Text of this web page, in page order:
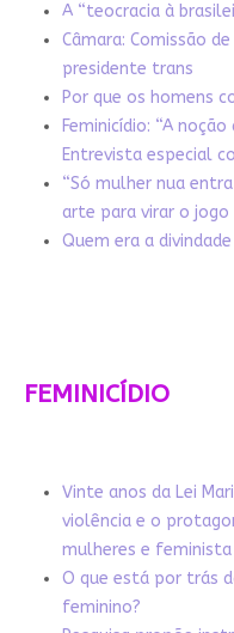
A “teocracia à
Câmara: Comissão
presidente trans
Por que os homens
Feminicídio: “A
Entrevista especial
“Só mulher nua
arte para virar o jogo
Quem era a
FEMINICÍDIO
Vinte anos da Lei
violência e o
mulheres e feminista
O que está por trás
feminino?